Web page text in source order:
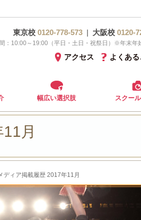
東京校 0120-778-573 | 大阪校 0120-
：10:00～19:00（平日・土日・祝祭日）※年末年
よくあ
アクセス
幅広い選択肢 スクー
月
ディア掲載履歴 2017年11月